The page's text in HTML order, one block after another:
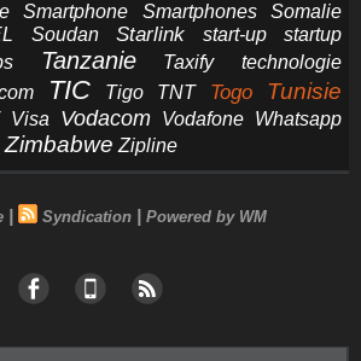
Smartphone Smartphones
Somalie
Soudan Starlink start-up startup
Tanzanie Taxify
technologie
TIC Tigo TNT Togo Tunisie
Visa Vodacom Vodafone Whatsapp
Zimbabwe Zipline
| Syndication | Powered by WM